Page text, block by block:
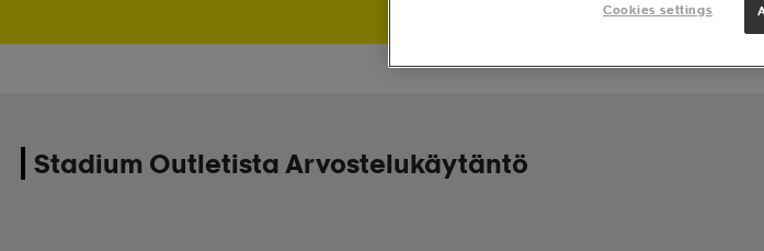
Stadium Outletista Arvostelukäytäntö
Cookies settings